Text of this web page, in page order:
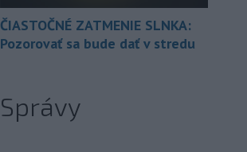
ČIASTOČNÉ ZATMENIE SLNKA:
Pozorovať sa bude dať v stredu
Správy